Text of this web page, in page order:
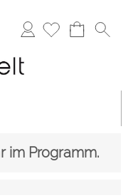
Anmelden
im Programm.